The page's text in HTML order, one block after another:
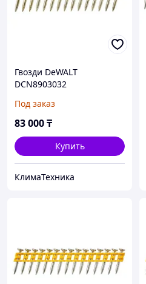
Гвозди DeWALT
DCN8903032
Под заказ
83 000₸
Купить
КлимаТехника